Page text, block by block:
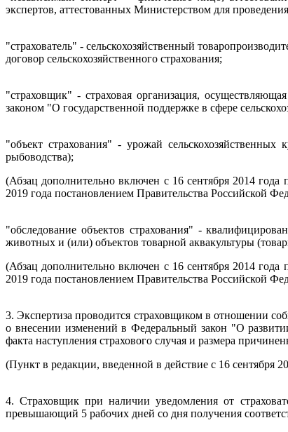
экспертов, аттестованных Министерством для
"страхователь" - сельскохозяйственный
договор сельскохозяйственного страхования;
"страховщик" - страховая организация,
законом "О государственной поддержке в сфере
"объект страхования" - урожай
рыбоводства);
(Абзац дополнительно включен с 16 сентября 2014
2019 года постановлением Правительства Российской
"обследование объектов страхования" -
животных и (или) объектов товарной аквакультуры
(Абзац дополнительно включен с 16 сентября 2014
2019 года постановлением Правительства Российской
3. Экспертиза проводится страховщиком в отношении
о внесении изменений в Федеральный закон "О
факта наступления страхового случая и размера
(Пункт в редакции, введенной в действие с 16 сентября
4. Страховщик при наличии уведомления от
превышающий 5 рабочих дней со дня получения